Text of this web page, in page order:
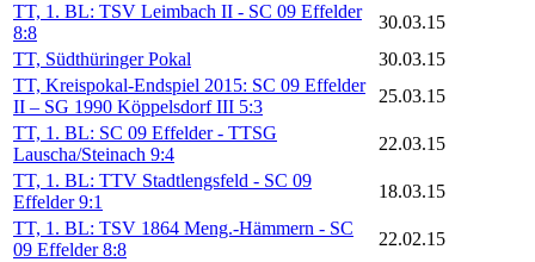
TT, 1. BL: TSV Leimbach II - SC 09 Effelder
8:8
30.03.15
TT, Südthüringer Pokal
30.03.15
TT, Kreispokal-Endspiel 2015: SC 09 Effelder
II – SG 1990 Köppelsdorf III 5:3
25.03.15
TT, 1. BL: SC 09 Effelder - TTSG
Lauscha/Steinach 9:4
22.03.15
TT, 1. BL: TTV Stadtlengsfeld - SC 09
Effelder 9:1
18.03.15
TT, 1. BL: TSV 1864 Meng.-Hämmern - SC
09 Effelder 8:8
22.02.15